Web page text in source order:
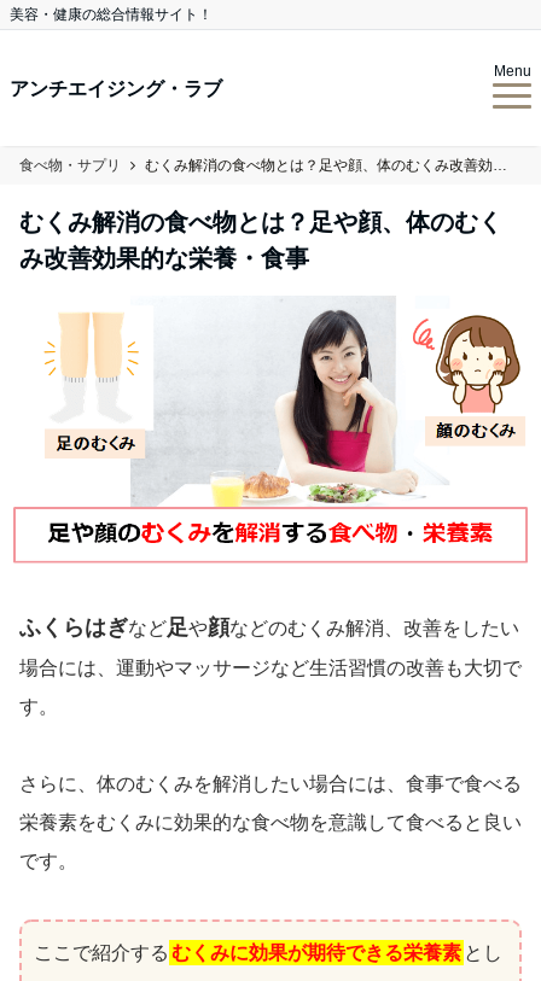
美容・健康の総合情報サイト！
アンチエイジング・ラブ
Menu
食べ物・サプリ むくみ解消の食べ物とは？足や顔、体のむくみ改善効果的な栄養・食事
むくみ解消の食べ物とは？足や顔、体のむく
み改善効果的な栄養・食事
ふくらはぎなど足や顔などのむくみ解消、改善をしたい
場合には、運動やマッサージなど生活習慣の改善も大切で
す。
さらに、体のむくみを解消したい場合には、食事で食べる
栄養素をむくみに効果的な食べ物を意識して食べると良い
です。
ここで紹介する むくみに効果が期待できる栄養素 とし